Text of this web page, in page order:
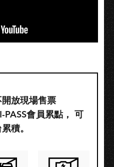
放現場售票
PASS會員累點，​ 可
積。